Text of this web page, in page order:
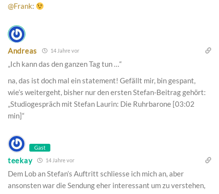
@Frank:
Andreas 14 Jahre vor
„Ich kann das den ganzen Tag tun …“
na, das ist doch mal ein statement! Gefällt mir, bin gespant,
wie’s weitergeht, bisher nur den ersten Stefan-Beitrag gehört:
„Studiogespräch mit Stefan Laurin: Die Ruhrbarone [03:02
min]“
Gast
teekay 14 Jahre vor
Dem Lob an Stefan’s Auftritt schliesse ich mich an, aber
ansonsten war die Sendung eher interessant um zu verstehen,